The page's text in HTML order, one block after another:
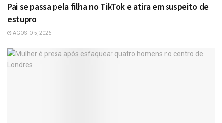
Pai se passa pela filha no TikTok e atira em suspeito de
estupro
AGOSTO 5, 2026